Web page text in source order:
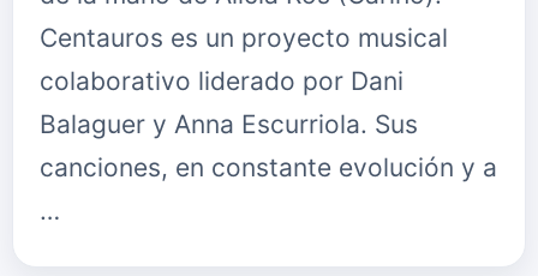
Centauros es un proyecto musical
colaborativo liderado por Dani
Balaguer y Anna Escurriola. Sus
canciones, en constante evolución y a
…